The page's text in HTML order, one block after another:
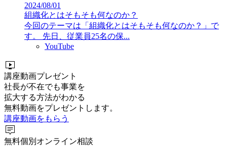
2024/08/01
組織化とはそもそも何なのか？
今回のテーマは「組織化とはそもそも何なのか？」で
す。 先日、従業員25名の保...
YouTube
live_tv
講座動画プレゼント
社長が不在でも事業を
拡大する方法がわかる
無料動画をプレゼントします。
講座動画をもらう
tooltip_2
無料個別オンライン相談